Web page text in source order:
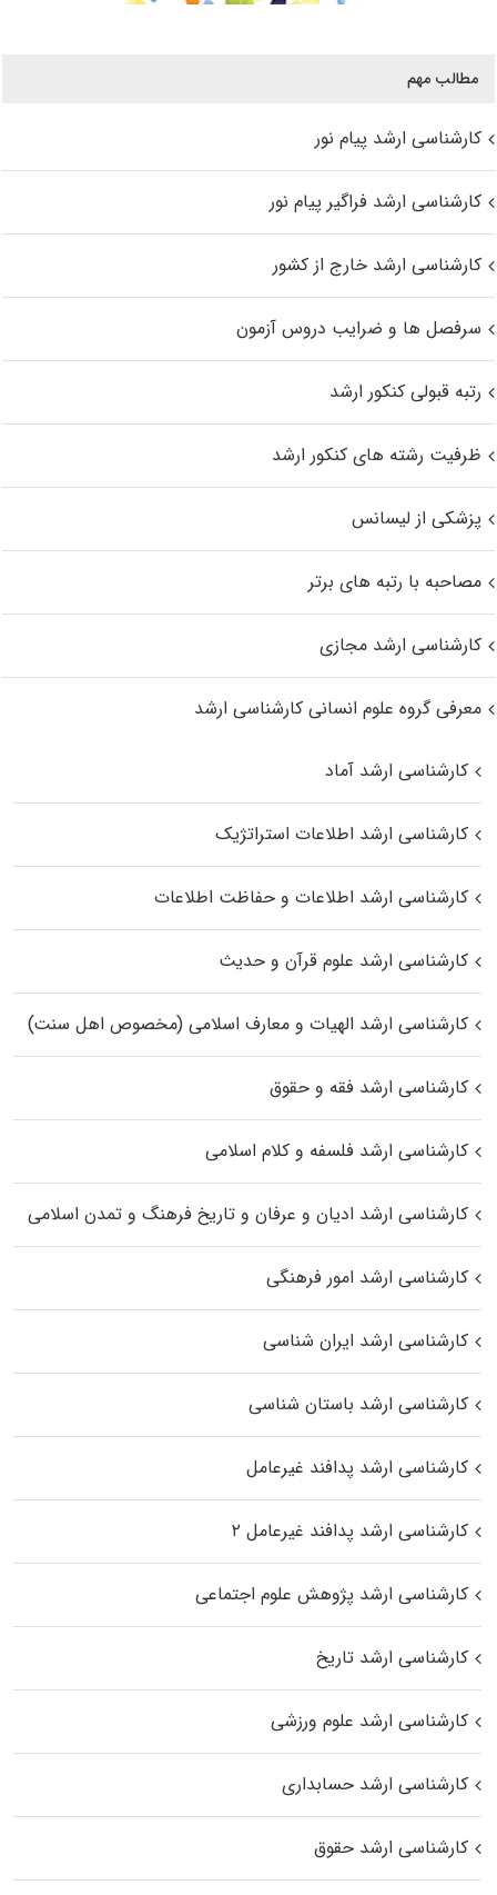
مطالب مهم
کارشناسی ارشد پیام نور
کارشناسی ارشد فراگیر پیام نور
کارشناسی ارشد خارج از کشور
سرفصل ها و ضرایب دروس آزمون
رتبه قبولی کنکور ارشد
ظرفیت رشته های کنکور ارشد
پزشکی از لیسانس
مصاحبه با رتبه های برتر
کارشناسی ارشد مجازی
معرفی گروه علوم انسانی کارشناسی ارشد
کارشناسی ارشد آماد
کارشناسی ارشد اطلاعات استراتژیک
کارشناسی ارشد اطلاعات و حفاظت اطلاعات
کارشناسی ارشد علوم قرآن و حدیث
کارشناسی ارشد الهیات و معارف اسلامی (مخصوص اهل سنت)
کارشناسی ارشد فقه و حقوق
کارشناسی ارشد فلسفه و کلام اسلامی
کارشناسی ارشد ادیان و عرفان و تاریخ فرهنگ و تمدن اسلامی
کارشناسی ارشد امور فرهنگی
کارشناسی ارشد ایران شناسی
کارشناسی ارشد باستان شناسی
کارشناسی ارشد پدافند غیرعامل
کارشناسی ارشد پدافند غیرعامل ۲
کارشناسی ارشد پژوهش علوم اجتماعی
کارشناسی ارشد تاریخ
کارشناسی ارشد علوم ورزشی
کارشناسی ارشد حسابداری
کارشناسی ارشد حقوق